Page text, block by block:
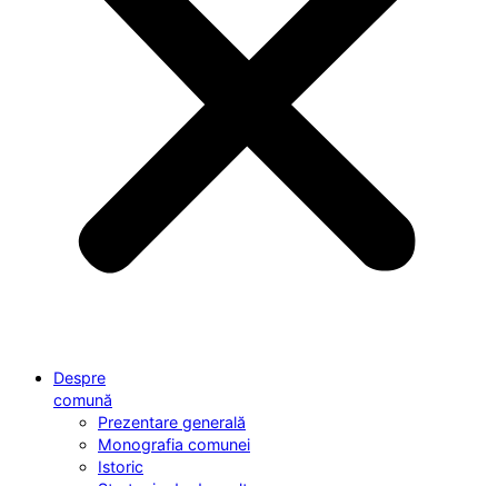
Despre
comună
Prezentare generală
Monografia comunei
Istoric